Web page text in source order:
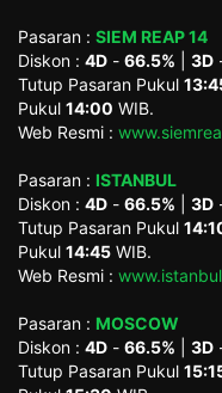
Pasaran : SIEM REAP 14
Diskon : 4D - 66.5% 3D
Tutup Pasaran Pukul
Pukul 14:00 WIB.
Web Resmi :
Pasaran : ISTANBUL
Diskon : 4D - 66.5% 3D
Tutup Pasaran Pukul
Pukul 14:45 WIB.
Web Resmi :
Pasaran : MOSCOW
Diskon : 4D - 66.5% 3D
Tutup Pasaran Pukul